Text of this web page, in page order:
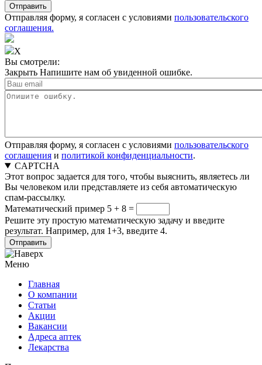
Отправляя форму, я согласен с условиями пользовательского
соглашения.
X
Вы смотрели:
Закрыть Напишите нам об увиденной ошибке.
Отправляя форму, я согласен с условиями пользовательского
соглашения и политикой конфиденциальности.
CAPTCHA
Этот вопрос задается для того, чтобы выяснить, являетесь ли
Вы человеком или представляете из себя автоматическую
спам-рассылку.
Математический пример 5 + 8 =
Решите эту простую математическую задачу и введите
результат. Например, для 1+3, введите 4.
Меню
Главная
О компании
Статьи
Акции
Вакансии
Адреса аптек
Лекарства